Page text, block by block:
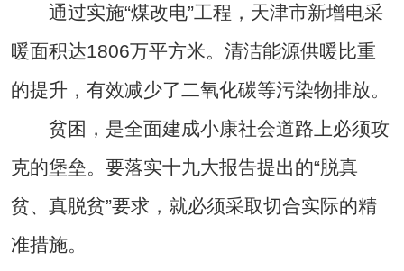
通过实施“煤改电”工程，天津市新增电采
暖面积达1806万平方米。清洁能源供暖比重
的提升，有效减少了二氧化碳等污染物排放。
贫困，是全面建成小康社会道路上必须攻
克的堡垒。要落实十九大报告提出的“脱真
贫、真脱贫”要求，就必须采取切合实际的精
准措施。